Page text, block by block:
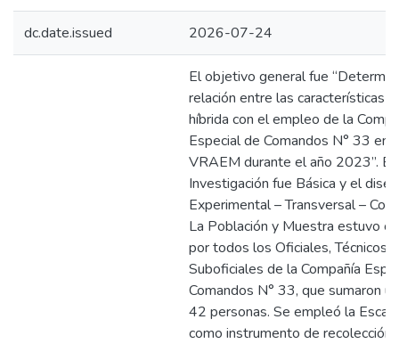
dc.date.issued 2026-07-24
El objetivo general fue
relación entre las características
híbrida con el empleo de la
Especial de Comandos N° 33 en
VRAEM durante el año 2023”. El
Investigación fue Básica y el
Experimental – Transversal –
La Población y Muestra estuvo
por todos los Oficiales, Técnicos y
Suboficiales de la Compañía
Comandos N° 33, que sumaron
42 personas. Se empleó la
como instrumento de recolección